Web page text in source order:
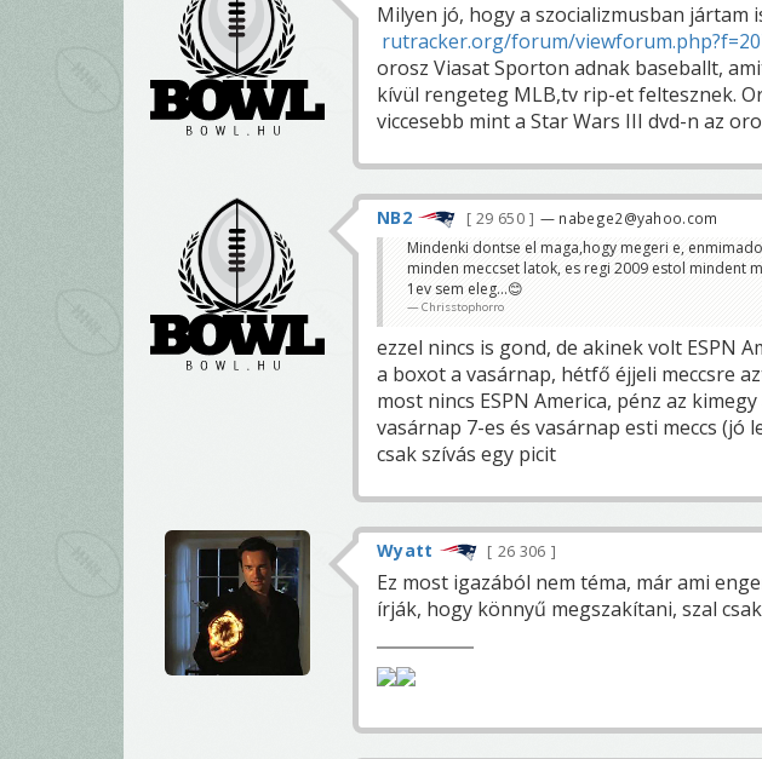
Milyen jó, hogy a szocializmusban jártam
rutracker.org/forum/
orosz Viasat Sporton adnak baseballt,
kívül rengeteg MLB,tv rip-et feltesznek.
viccesebb mint a Star Wars III dvd-n az
NB2 29 650 — nabege2@yahoo.com
Mindenki dontse el maga,hogy megeri e,
minden meccset latok, es regi 2009 estol mindent
1ev sem eleg...😊
Chrisstophorro
ezzel nincs is gond, de akinek volt ESPN
a boxot a vasárnap, hétfő éjjeli meccsre
most nincs ESPN America, pénz az
vasárnap 7-es és vasárnap esti meccs (jó
csak szívás egy picit
Wyatt 26 306
Ez most igazából nem téma, már ami
írják, hogy könnyű megszakítani, szal